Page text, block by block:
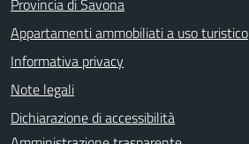
Appartamenti ammobiliati a uso turistico
Informativa privacy
Note legali
Dichiarazione di accessibilità